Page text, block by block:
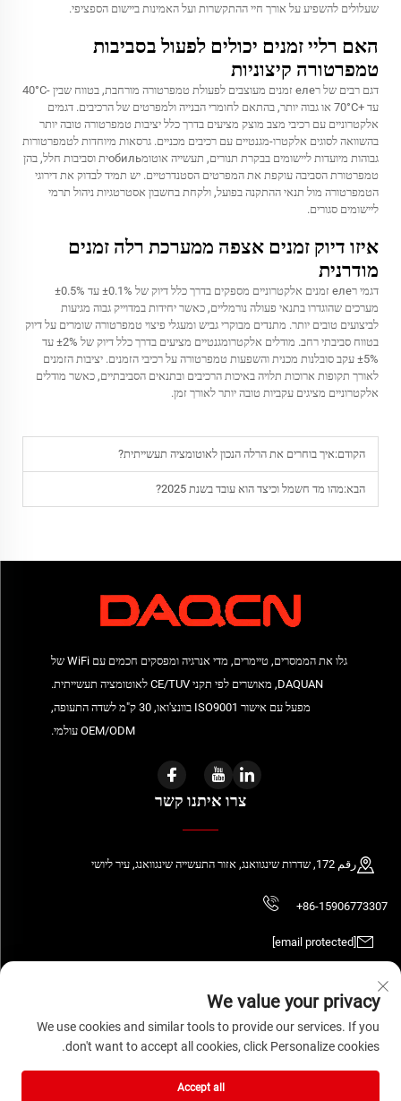
שעלולים להשפיע על אורך חיי ההתקשרות ועל האמינות ביישום הספציפי.
האם רליי זמנים יכולים לפעול בסביבות
טמפרטורה קיצוניות
דגם רבים של רеле זמנים מעוצבים לפעולת טמפרטורה מורחבת, בטווח שבין -40°C
עד +70°C או גבוה יותר, בהתאם לחומרי הבנייה ולמפרטים של הרכיבים. דגמים
אלקטרוניים עם רכיבי מצב מוצק מציעים בדרך כלל יציבות טמפרטורה טובה יותר
בהשוואה לסוגים אלקטרו-מגנטיים עם רכיבים מכניים. גרסאות מיוחדות לטמפרטורות
גבוהות מיועדות ליישומים בבקרת תנורים, תעשייה אוטומобильית וסביבות חלל, בהן
טמפרטורת הסביבה עוקפת את המפרטים הסטנדרטיים. יש תמיד לבדוק את דירוגי
הטמפרטורה מול תנאי ההתקנה בפועל, ולקחת בחשבון אסטרטגיות ניהול תרמי
ליישומים סגורים.
איזו דיוק זמנים אצפה ממערכת רלה זמנים
מודרנית
דגמי רеле זמנים אלקטרוניים מספקים בדרך כלל דיוק של ±0.1% עד ±0.5%
מערכים שהוגדרו בתנאי פעולה נורמליים, כאשר יחידות במדוייק גבוה מגיעות
לביצועים טובים יותר. מתנדים מבוקרי גביש ומעגלי פיצוי טמפרטורה שומרים על דיוק
בטווח סביבתי רחב. מודלים אלקטרומגנטיים מציעים בדרך כלל דיוק של ±2% עד
±5% עקב סובלנות מכנית והשפעות טמפרטורה על רכיבי הזמנים. יציבות הזמנים
לאורך תקופות ארוכות תלויה באיכות הרכיבים ובתנאים הסביבתיים, כאשר מודלים
אלקטרוניים מציגים עקביות טובה יותר לאורך זמן.
הקודם:איך בוחרים את הרלה הנכון לאוטומציה תעשייתית?
הבא:מהו מד חשמל וכיצד הוא עובד בשנת 2025?
גלו את הממסרים, טיימרים, מדי אנרגיה ומפסקים חכמים עם WiFi של
DAQUAN, מאושרים לפי תקני CE/TUV לאוטומציה תעשייתית.
מפעל עם אישור ISO9001 בוונצ'ואו, 30 ק"מ לשדה התעופה,
OEM/ODM עולמי.
צרו איתנו קשר
رقم 172, שדרות שינגוואנג, אזור התעשייה שינגוואנג, עיר ליושי
+86-15906773307
כל הזכויות שמורות © 2026 WENZHOU DAQUAN ELECTRIC CO.,LTD מדיניות הפרטיות
We value your privacy
We use cookies and similar tools to provide our services. If you
don't want to accept all cookies, click Personalize cookies.
Accept all